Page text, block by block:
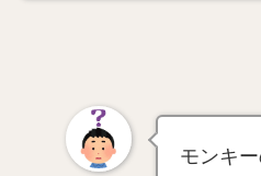
モンキ